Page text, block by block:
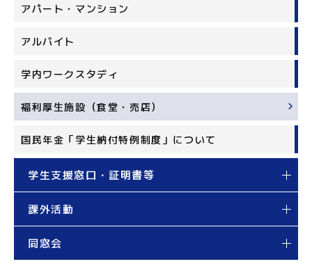
アパート・マンション
アルバイト
学内ワークスタディ
福利厚生施設（食堂・売店）
国民年金「学生納付特例制度」について
学生支援窓口・証明書等
課外活動
同窓会